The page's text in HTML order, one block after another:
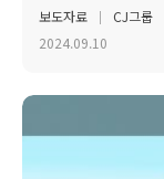
보도자료
CJ그룹
2024.09.10